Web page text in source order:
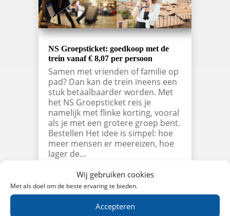
Wij gebruiken cookies
Met als doel om de beste ervaring te bieden.
Accepteren
NS Groepsticket: goedkoop met de
trein vanaf € 8,07 per persoon
Samen met vrienden of familie op
pad? Dan kan de trein ineens een
stuk betaalbaarder worden. Met
het NS Groepsticket reis je
namelijk met flinke korting, vooral
als je met een grotere groep bent.
Bestellen Het idee is simpel: hoe
meer mensen er meereizen, hoe
lager de…